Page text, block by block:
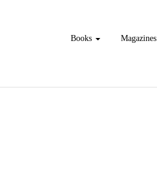
Books Magazines